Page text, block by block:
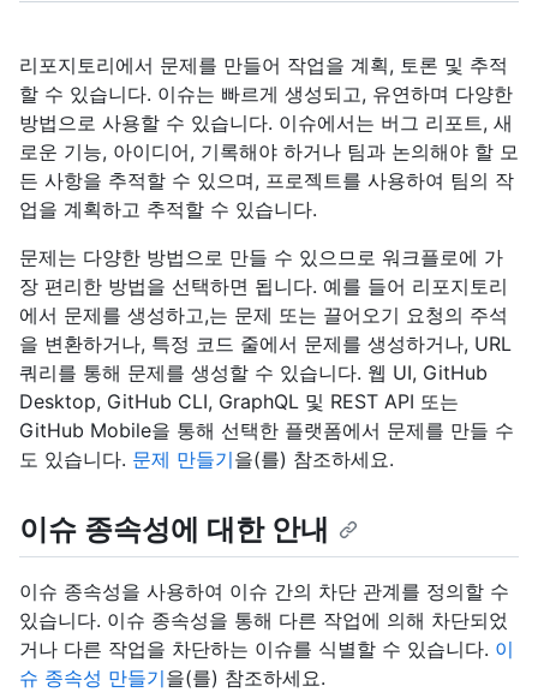
리포지토리에서 문제를 만들어 작업을 계획, 토론 및 추적
할 수 있습니다. 이슈는 빠르게 생성되고, 유연하며 다양한
방법으로 사용할 수 있습니다. 이슈에서는 버그 리포트, 새
로운 기능, 아이디어, 기록해야 하거나 팀과 논의해야 할 모
든 사항을 추적할 수 있으며, 프로젝트를 사용하여 팀의 작
업을 계획하고 추적할 수 있습니다.
문제는 다양한 방법으로 만들 수 있으므로 워크플로에 가
장 편리한 방법을 선택하면 됩니다. 예를 들어 리포지토리
에서 문제를 생성하고,는 문제 또는 끌어오기 요청의 주석
을 변환하거나, 특정 코드 줄에서 문제를 생성하거나, URL
쿼리를 통해 문제를 생성할 수 있습니다. 웹 UI, GitHub
Desktop, GitHub CLI, GraphQL 및 REST API 또는
GitHub Mobile을 통해 선택한 플랫폼에서 문제를 만들 수
도 있습니다. 문제 만들기을(를) 참조하세요.
이슈 종속성에 대한 안내
이슈 종속성을 사용하여 이슈 간의 차단 관계를 정의할 수
있습니다. 이슈 종속성을 통해 다른 작업에 의해 차단되었
거나 다른 작업을 차단하는 이슈를 식별할 수 있습니다. 이
슈 종속성 만들기을(를) 참조하세요.